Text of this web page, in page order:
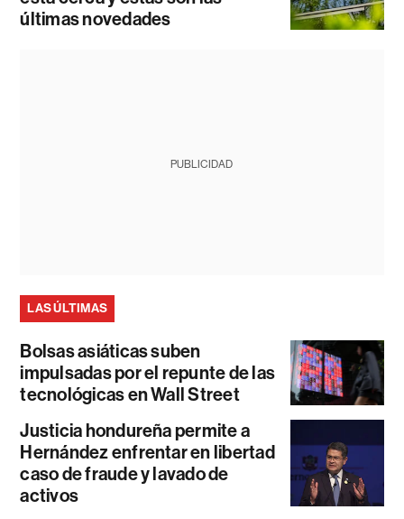
últimas novedades
PUBLICIDAD
LAS ÚLTIMAS
Bolsas asiáticas suben
impulsadas por el repunte de las
tecnológicas en Wall Street
Justicia hondureña permite a
Hernández enfrentar en libertad
caso de fraude y lavado de
activos